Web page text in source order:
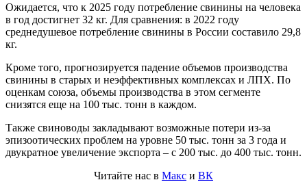
Ожидается, что к 2025 году потребление свинины на человека
в год достигнет 32 кг. Для сравнения: в 2022 году
среднедушевое потребление свинины в России составило 29,8
кг.
Кроме того, прогнозируется падение объемов производства
свинины в старых и неэффективных комплексах и ЛПХ. По
оценкам союза, объемы производства в этом сегменте
снизятся еще на 100 тыс. тонн в каждом.
Также свиноводы закладывают возможные потери из-за
эпизоотических проблем на уровне 50 тыс. тонн за 3 года и
двукратное увеличение экспорта – с 200 тыс. до 400 тыс. тонн.
Читайте нас в Макс и ВК